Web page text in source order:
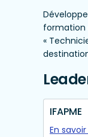
formation
«
IFAPME
En